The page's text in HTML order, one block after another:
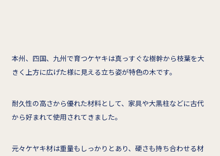
本州、四国、九州で育つケヤキは真っすぐな樹幹から枝葉を大
きく上方に広げた様に見える立ち姿が特色の木です。
耐久性の高さから優れた材料として、家具や大黒柱などに古代
から好まれて使用されてきました。
元々ケヤキ材は重量もしっかりとあり、硬さも持ち合わせる材